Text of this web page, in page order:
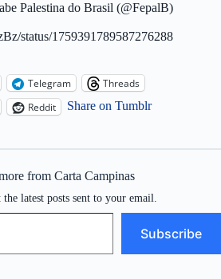
Palestina do Brasil (@FepalB)
status/1759391789587276288
Telegram
Threads
Reddit Share on Tumblr
from Carta Campinas
the latest posts sent to your email.
Subscribe